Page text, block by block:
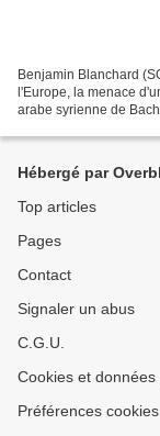
Benjamin Blanchard
l'Europe, la menace
arabe syrienne de
Hébergé par
Top articles
Pages
Contact
Signaler un abus
C.G.U.
Cookies et
Préférences cookies